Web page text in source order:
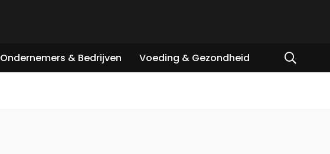
Ondernemers & Bedrijven Voeding & Gezondheid